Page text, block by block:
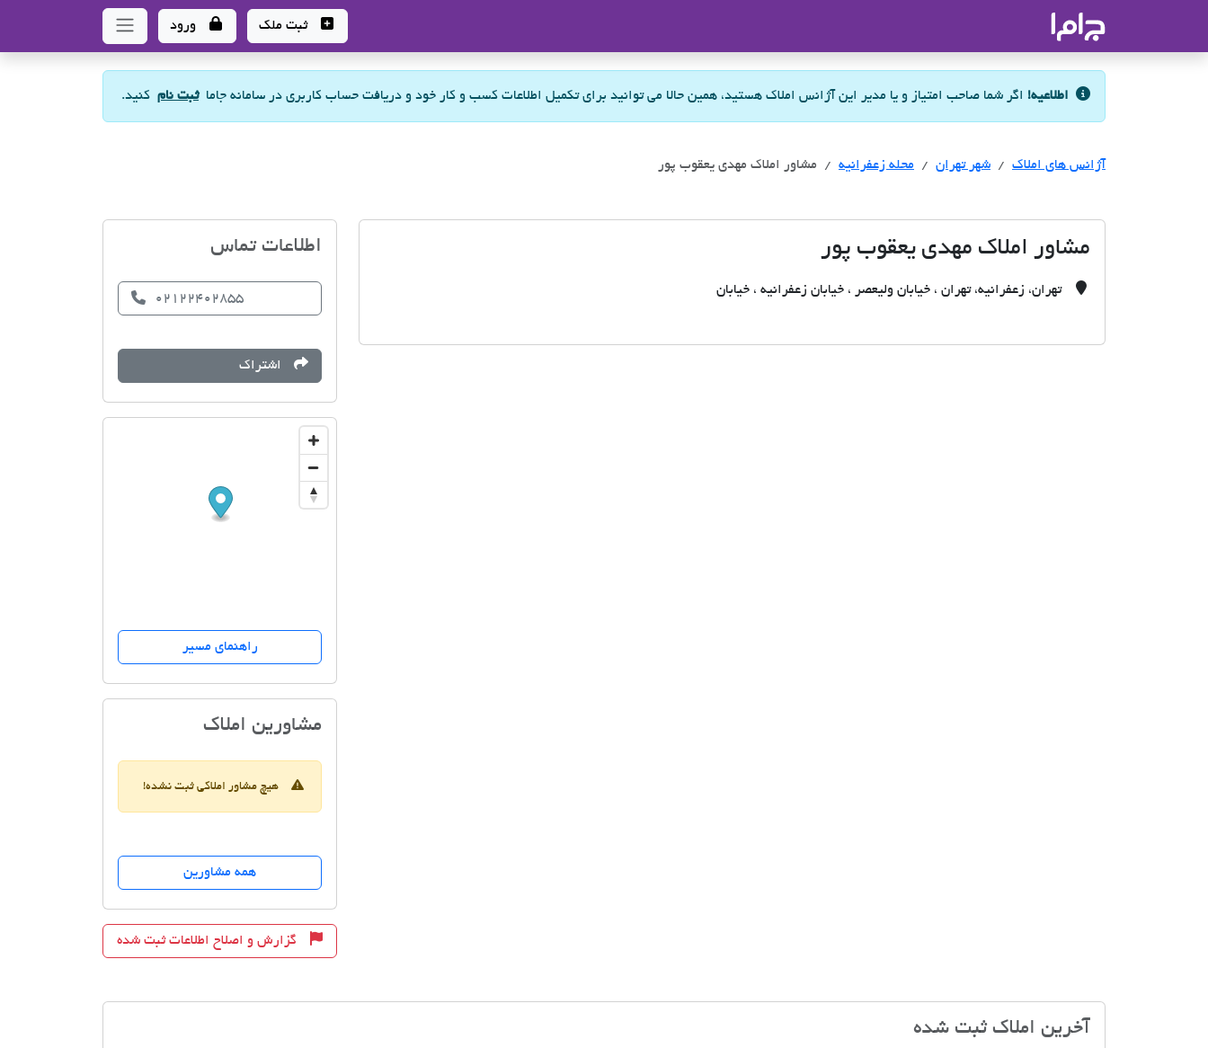
ثبت ملک ورود
اطلاعیه! اگر شما صاحب امتیاز و یا مدیر این آژانس املاک هستید، همین حالا می توانید برای تکمیل اطلاعات کسب و کار خود و دریافت حساب کاربری در سامانه جاماثبت نام کنید.
آژانس های املاک آژانس های املاک
شهر تهران آژانس های املاک
محله زعفرانیه مشاور املاک مهدی یعقوب پور
مشاور املاک مهدی یعقوب پور
تهران، زعفرانیه، تهران ، خیابان ولیعصر ، خیابان زعفرانیه ، خیابان
اطلاعات تماس
02122402855
اشتراک
راهنمای مسیر
مشاورین املاکمشاور املاک مهدی یعقوب
هیچ مشاور املاکی ثبت نشده!
همه مشاورین
گزارش و اصلاح اطلاعات ثبت شده
آخرین املاک ثبت شده